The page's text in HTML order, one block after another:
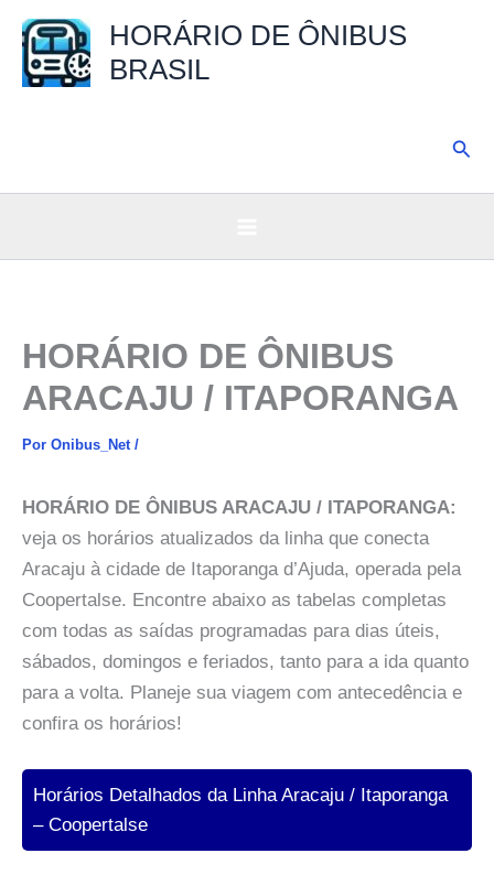
para
HORÁRIO DE ÔNIBUS
BRASIL
HORÁRIO DE ÔNIBUS
ARACAJU / ITAPORANGA
Por Onibus_Net /
HORÁRIO DE ÔNIBUS ARACAJU / ITAPORANGA:
veja os horários atualizados da linha que conecta
Aracaju à cidade de Itaporanga d’Ajuda, operada pela
Coopertalse. Encontre abaixo as tabelas completas
com todas as saídas programadas para dias úteis,
sábados, domingos e feriados, tanto para a ida quanto
para a volta. Planeje sua viagem com antecedência e
confira os horários!
Horários Detalhados da Linha Aracaju / Itaporanga
– Coopertalse